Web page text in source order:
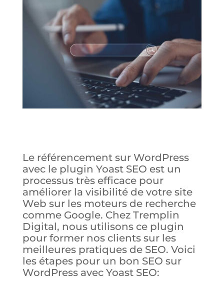
Le référencement sur WordPress
avec le plugin Yoast SEO est un
processus très efficace pour
améliorer la visibilité de votre site
Web sur les moteurs de recherche
comme Google. Chez Tremplin
Digital, nous utilisons ce plugin
pour former nos clients sur les
meilleures pratiques de SEO. Voici
les étapes pour un bon SEO sur
WordPress avec Yoast SEO: